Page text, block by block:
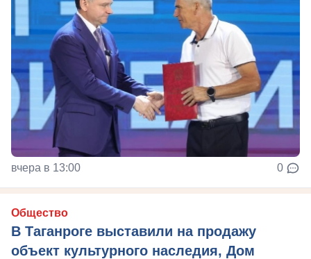
вчера в 13:00 0
Общество
В Таганроге выставили на продажу
объект культурного наследия, Дом